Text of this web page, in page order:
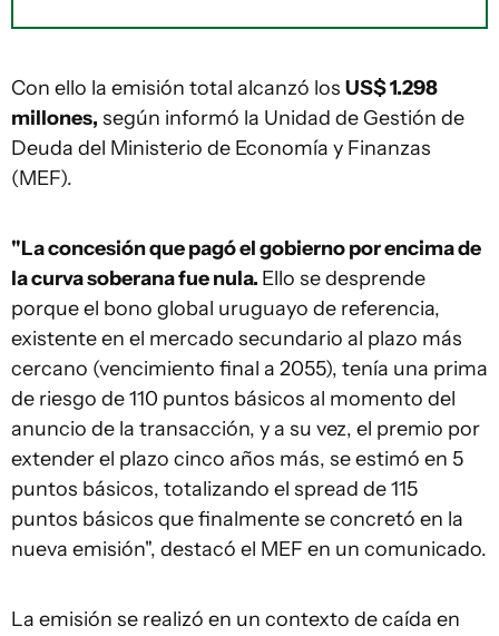
Con ello la emisión total alcanzó los US$ 1.298
millones, según informó la Unidad de Gestión de
Deuda del Ministerio de Economía y Finanzas
(MEF).
"La concesión que pagó el gobierno por encima de
la curva soberana fue nula. Ello se desprende
porque el bono global uruguayo de referencia,
existente en el mercado secundario al plazo más
cercano (vencimiento final a 2055), tenía una prima
de riesgo de 110 puntos básicos al momento del
anuncio de la transacción, y a su vez, el premio por
extender el plazo cinco años más, se estimó en 5
puntos básicos, totalizando el spread de 115
puntos básicos que finalmente se concretó en la
nueva emisión", destacó el MEF en un comunicado.
La emisión se realizó en un contexto de caída en